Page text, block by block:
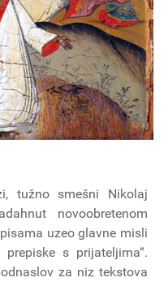
tužno smešni Nikolaj
novoobretenom
uzeo glavne misli
s prijateljima“.
za niz tekstova